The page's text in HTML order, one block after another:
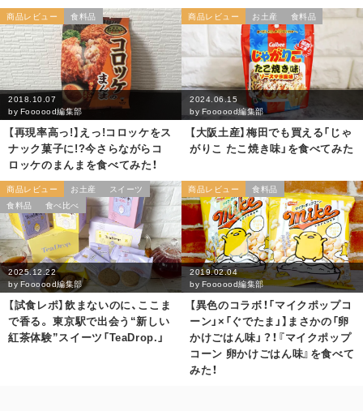
商品レビュー 食料品
2018.10.07
by Foooood編集部
【再現率高っ!】えっ!コロッケをス
ナック菓子に!?今さらながらコ
ロッケのまんまを食べてみた！
商品レビュー お土産 食料品
2024.06.15
by Foooood編集部
【大阪土産】梅田でも買える「じゃ
がりこ たこ焼き味」を食べてみた
商品レビュー お土産
スイーツ
食料品
食べ比べ
2025.12.22
byFoooood編集部
【試食レポ】飲まないのに、ここま
で香る。 東京駅で出会う“新しい
紅茶体験”スイーツ「TeaDrop.」
商品レビュー 食料品
2019.02.04
by Foooood編集部
【異色のコラボ！「マイクポップコ
ーン」×「ぐでたま」】まさかの「卵
かけごはん味」？！『マイクポップ
コーン 卵かけごはん味』を食べて
みた！